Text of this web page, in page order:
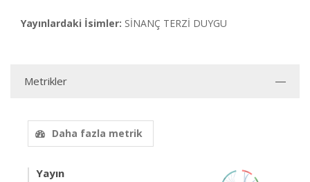
Yayınlardaki İsimler: SİNANÇ TERZİ DUYGU
Metrikler
Daha fazla metrik
Yayın